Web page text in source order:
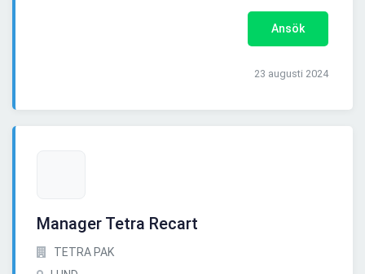
Ansök
23 augusti 2024
Manager Tetra Recart
TETRA PAK